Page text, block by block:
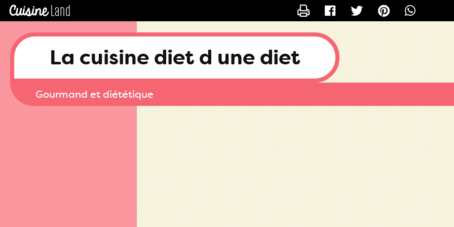
La cuisine diet d une diet
Gourmand et diététique
CONTACTER
KATY_DIÉTÉTICIENNE_67